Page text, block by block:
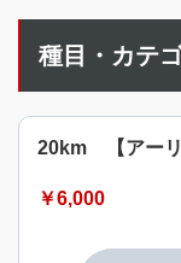
種目・カテ
20km 【アーリ
￥6,000
参加種目の達成